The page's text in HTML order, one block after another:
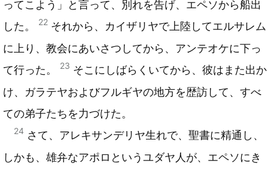
ってこよう」と言って、別れを告げ、エペソから船出
した。
22 それから、カイザリヤで上陸してエルサレム
に上り、教会にあいさつしてから、アンテオケに下っ
て行った。
23 そこにしばらくいてから、彼はまた出か
け、ガラテヤおよびフルギヤの地方を歴訪して、すべ
ての弟子たちを力づけた。
24 さて、アレキサンデリヤ生れで、聖書に精通し、
しかも、雄弁なアポロというユダヤ人が、エペソにき